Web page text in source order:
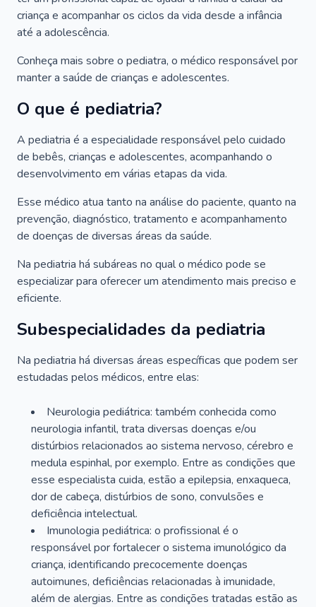
criança e acompanhar os ciclos da vida desde a infância
até a adolescência.
Conheça mais sobre o pediatra, o médico responsável por
manter a saúde de crianças e adolescentes.
O que é pediatria?
A pediatria é a especialidade responsável pelo cuidado
de bebês, crianças e adolescentes, acompanhando o
desenvolvimento em várias etapas da vida.
Esse médico atua tanto na análise do paciente, quanto na
prevenção, diagnóstico, tratamento e acompanhamento
de doenças de diversas áreas da saúde.
Na pediatria há subáreas no qual o médico pode se
especializar para oferecer um atendimento mais preciso e
eficiente.
Subespecialidades da pediatria
Na pediatria há diversas áreas específicas que podem ser
estudadas pelos médicos, entre elas:
Neurologia pediátrica: também conhecida como
neurologia infantil, trata diversas doenças e/ou
distúrbios relacionados ao sistema nervoso, cérebro e
medula espinhal, por exemplo. Entre as condições que
esse especialista cuida, estão a epilepsia, enxaqueca,
dor de cabeça, distúrbios de sono, convulsões e
deficiência intelectual.
Imunologia pediátrica: o profissional é o
responsável por fortalecer o sistema imunológico da
criança, identificando precocemente doenças
autoimunes, deficiências relacionadas à imunidade,
além de alergias. Entre as condições tratadas estão as